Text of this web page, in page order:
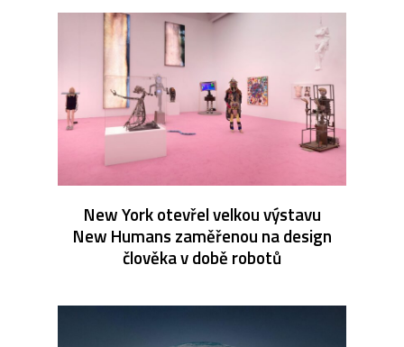
New York otevřel velkou výstavu
New Humans zaměřenou na design
člověka v době robotů